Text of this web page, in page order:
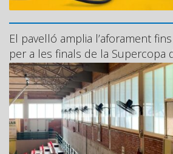
El pavelló amplia l’aforament
per a les finals de la Supercopa